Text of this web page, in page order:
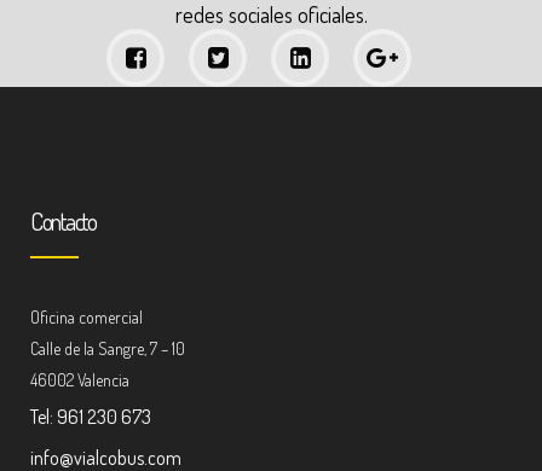
redes sociales oficiales.
Contacto
Oficina comercial
Calle de la Sangre, 7 – 10
46002 Valencia
Tel: 961 230 673
info@vialcobus.com